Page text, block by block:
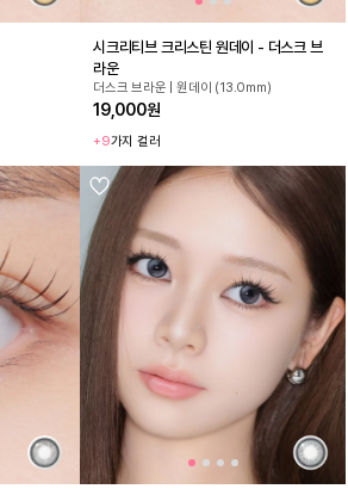
시크리티브 크리스틴 원데이 - 더스크 브
라운
더스크 브라운 | 원데이 (13.0mm)
19,000원
+9가지 컬러